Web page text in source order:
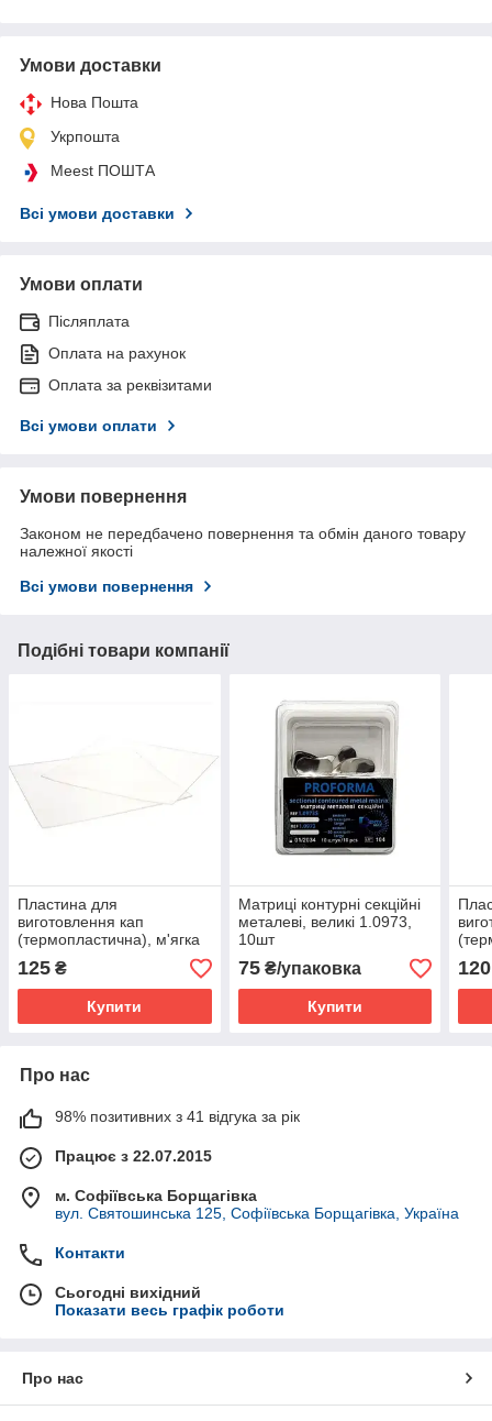
Умови доставки
Нова Пошта
Укрпошта
Meest ПОШТА
Всі умови доставки
Умови оплати
Післяплата
Оплата на рахунок
Оплата за реквізитами
Всі умови оплати
Умови повернення
Законом не передбачено повернення та обмін даного товару
належної якості
Всі умови повернення
Подібні товари компанії
Пластина для
виготовлення кап
(термопластична), м'ягка
Sof-Tray, 1шт,
товщ.=1.5мм, (Ultradent
Products Inc.)
125 ₴
Купити
Матриці контурні секційні
металеві, великі 1.0973,
10шт
75₴/упаковка
Купити
120
Про нас
98% позитивних з 41 відгука за рік
Працює з 22.07.2015
м. Софіївська Борщагівка
вул. Святошинська 125, Софіївська Борщагівка, Україна
Контакти
Сьогодні вихідний
Показати весь графік роботи
Про нас